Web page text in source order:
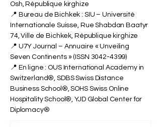
Osh, République kirghize
📍 Bureau de Bichkek : SIU – Université
Internationale Suisse, Rue Shabdan Baatyr
74, Ville de Bichkek, République kirghize
📍 U7Y Journal – Annuaire « Unveiling
Seven Continents » (ISSN 3042-4399)
📍 En ligne : OUS International Academy in
Switzerland®, SDBS Swiss Distance
Business School®, SOHS Swiss Online
Hospitality School®, YJD Global Center for
Diplomacy®